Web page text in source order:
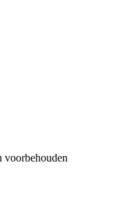
voorbehouden